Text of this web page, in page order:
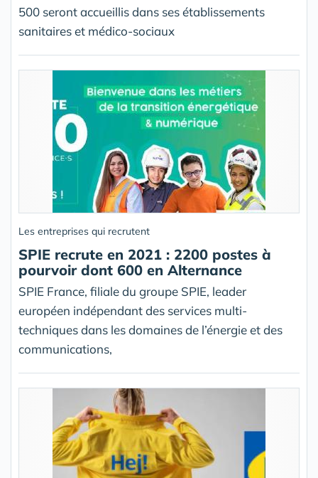
500 seront accueillis dans ses établissements
sanitaires et médico-sociaux
Les entreprises qui recrutent
SPIE recrute en 2021 : 2200 postes à
pourvoir dont 600 en Alternance
SPIE France, filiale du groupe SPIE, leader
européen indépendant des services multi-
techniques dans les domaines de l’énergie et des
communications,